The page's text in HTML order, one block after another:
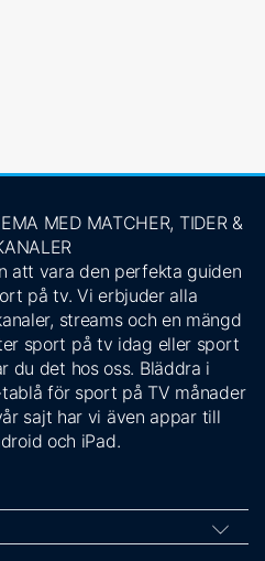
MED MATCHER, TIDER &
att vara den perfekta guiden
på tv. Vi erbjuder alla
streams och en mängd
sport på tv idag eller sport
du det hos oss. Bläddra i
för sport på TV månader
sajt har vi även appar till
och iPad.